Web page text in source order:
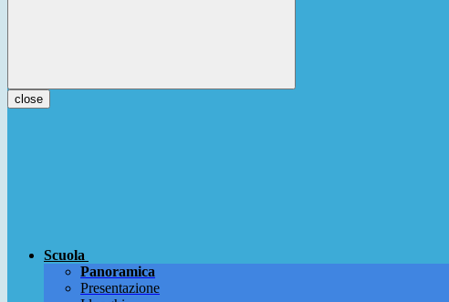
close
Scuola
Panoramica
Presentazione